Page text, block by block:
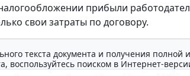
прибыли
свои затраты по договору.
текста документа и получения
воспользуйтесь поиском в Интернет-